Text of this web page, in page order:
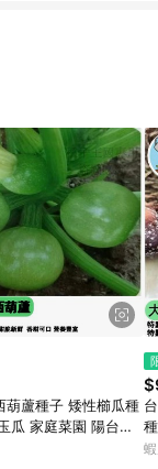
LINE購物站上活動如
葫蘆種子 矮性櫛瓜種
瓜 家庭菜園 陽台盆
收快 自種無農藥 新